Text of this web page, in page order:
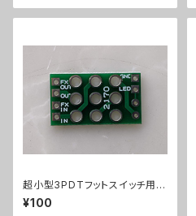
超小型3PDTフットスイッチ用プ
リント基板トゥルーバイパス用21
70
¥100